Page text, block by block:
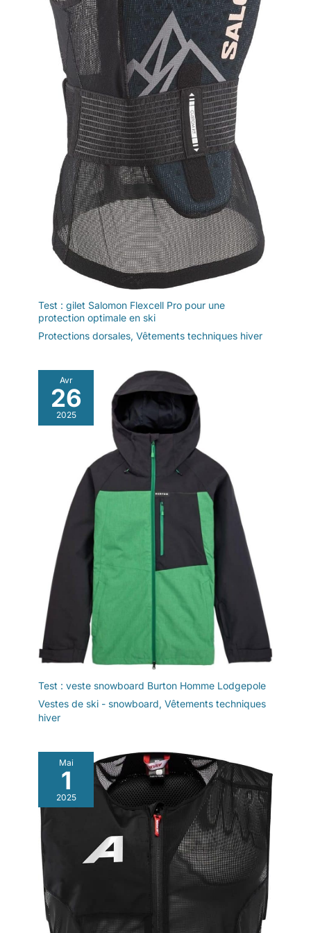
【 Mesure sur mesure 】 : avec six tailles disponibles allant de
XS à XXL, notre combinaison chirurgicale pour chien s'adapte
à toutes les tailles de chiens, des races petites et grandes.
Pour garantir un ajustement parfait pour votre ami à poils
longs, veuillez consulter notre tableau des tailles ou contacter
notre équipe avant de passer commande. Portez une attention
particulière aux mesures telles que la longueur du dos et la
circonférence du cou pour un ajustement précis qui maximise
le confort et l'efficacité
Test : gilet Salomon Flexcell Pro pour une
protection optimale en ski
Protections dorsales, Vêtements techniques hiver
Avr
26
2025
Test : veste snowboard Burton Homme Lodgepole
Vestes de ski - snowboard, Vêtements techniques
hiver
Mai
1
2025